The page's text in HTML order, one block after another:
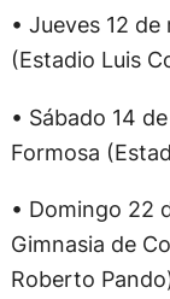
• Jueves 12
(Estadio Luis
• Sábado 14
Formosa
• Domingo 22
Gimnasia de
Roberto